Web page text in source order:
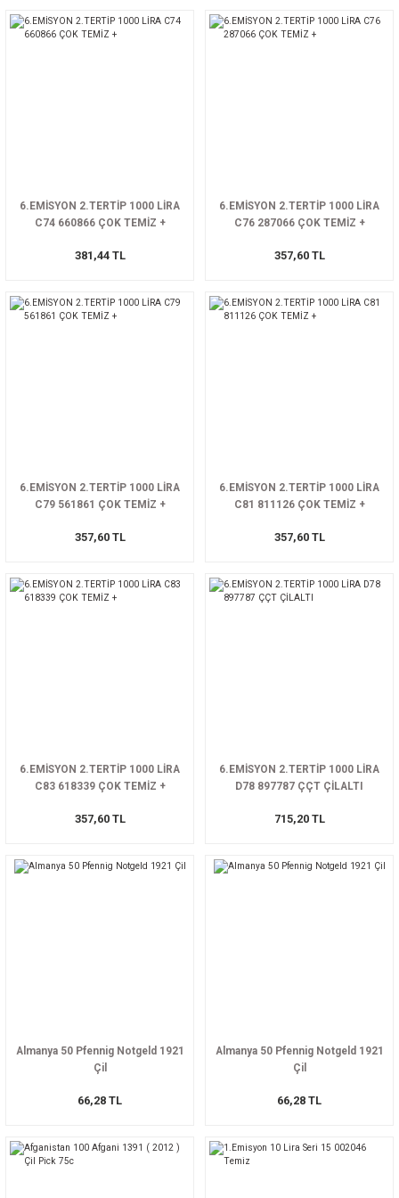
6.EMİSYON 2.TERTİP 1000 LİRA
C74 660866 ÇOK TEMİZ +
381,44 TL
6.EMİSYON 2.TERTİP 1000 LİRA
C76 287066 ÇOK TEMİZ +
357,60 TL
6.EMİSYON 2.TERTİP 1000 LİRA
C79 561861 ÇOK TEMİZ +
357,60 TL
6.EMİSYON 2.TERTİP 1000 LİRA
C81 811126 ÇOK TEMİZ +
357,60 TL
6.EMİSYON 2.TERTİP 1000 LİRA
C83 618339 ÇOK TEMİZ +
357,60 TL
6.EMİSYON 2.TERTİP 1000 LİRA
D78 897787 ÇÇT ÇİLALTI
715,20 TL
Almanya 50 Pfennig Notgeld 1921
Çil
66,28 TL
Almanya 50 Pfennig Notgeld 1921
Çil
66,28 TL